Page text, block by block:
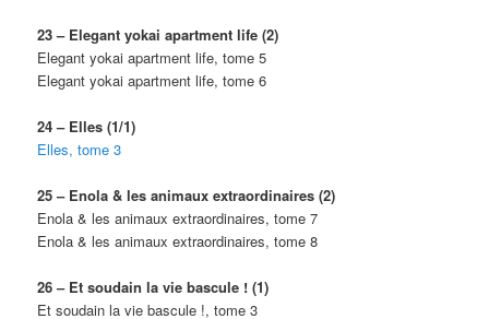
23 – Elegant yokai apartment life (2)
Elegant yokai apartment life, tome 5
Elegant yokai apartment life, tome 6
24 – Elles (1/1)
Elles, tome 3
25 – Enola & les animaux extraordinaires (2)
Enola & les animaux extraordinaires, tome 7
Enola & les animaux extraordinaires, tome 8
26 – Et soudain la vie bascule ! (1)
Et soudain la vie bascule !, tome 3